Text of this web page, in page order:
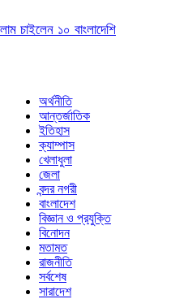
চাইলেন ১০ বাংলাদেশি
অর্থনীতি
আন্তর্জাতিক
ইতিহাস
ক্যাম্পাস
খেলাধুলা
জেলা
বন্দর নগরী
বাংলাদেশ
বিজ্ঞান ও প্রযুক্তি
বিনোদন
মতামত
রাজনীতি
সর্বশেষ
সারাদেশ